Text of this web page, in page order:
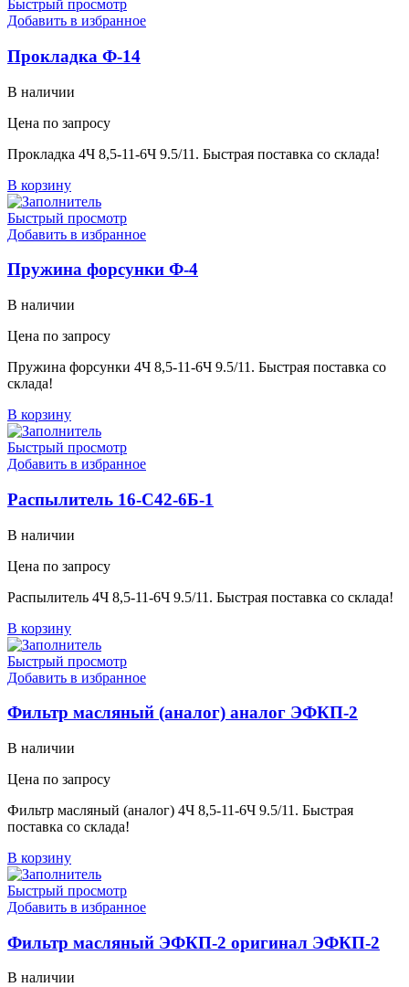
Быстрый просмотр
Добавить в избранное
Прокладка Ф-14
В наличии
Цена по запросу
Прокладка 4Ч 8,5-11-6Ч 9.5/11. Быстрая поставка со склада!
В корзину
Быстрый просмотр
Добавить в избранное
Пружина форсунки Ф-4
В наличии
Цена по запросу
Пружина форсунки 4Ч 8,5-11-6Ч 9.5/11. Быстрая поставка со
склада!
В корзину
Быстрый просмотр
Добавить в избранное
Распылитель 16-С42-6Б-1
В наличии
Цена по запросу
Распылитель 4Ч 8,5-11-6Ч 9.5/11. Быстрая поставка со склада!
В корзину
Быстрый просмотр
Добавить в избранное
Фильтр масляный (аналог) аналог ЭФКП-2
В наличии
Цена по запросу
Фильтр масляный (аналог) 4Ч 8,5-11-6Ч 9.5/11. Быстрая
поставка со склада!
В корзину
Быстрый просмотр
Добавить в избранное
Фильтр масляный ЭФКП-2 оригинал ЭФКП-2
В наличии